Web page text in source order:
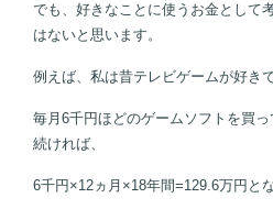
でも、好きなことに使うお金として
はないと思います。
例えば、私は昔テレビゲームが好きで
毎月 6千円ほどのゲームソフトを買
続ければ、
6千円 ×12 ヵ月 ×18年間=129.6万円と